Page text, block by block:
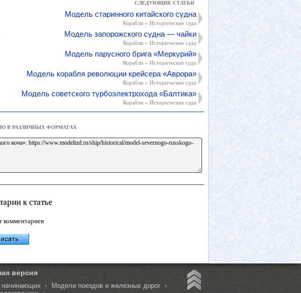
СЛЕДУЮЩИЕ СТАТЬИ
Модель старинного китайского судна
Корабли » Исторические суда
Модель запорожского судна — чайки
Корабли » Исторические суда
Модель парусного брига «Меркурий»
Корабли » Исторические суда
Модель корабля революции крейсера «Аврора»
Корабли » Исторические суда
Модель советского турбоэлектрохода «Балтика»
Корабли » Исторические суда
В РАЗЛИЧНЫХ ФОРМАТАХ
к статье
комментариев
версия
• Модели поездов и железных дорог •